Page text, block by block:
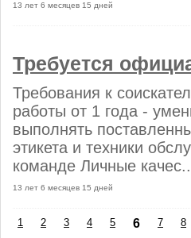
13 лет 6 месяцев 15 дней
Требуется
Требования к
работы от 1 года -
выполнять
этикета и техники
команде Личные
13 лет 6 месяцев 15 дней
1 2 3 4 5 6 7 8